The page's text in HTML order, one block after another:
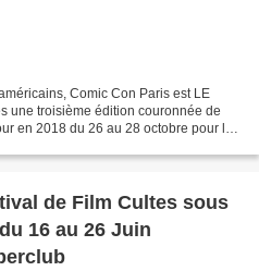
Comic Con Paris est LE
une troisième édition couronnée de
en 2018 du 26 au 28 octobre pour le
de Film Cultes sous
16 au 26 Juin